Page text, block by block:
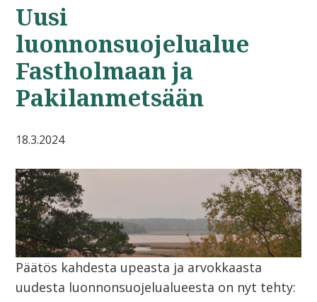
Uusi
luonnonsuojelualue
Fastholmaan ja
Pakilanmetsään
18.3.2024
Päätös kahdesta upeasta ja arvokkaasta
uudesta luonnonsuojelualueesta on nyt tehty: